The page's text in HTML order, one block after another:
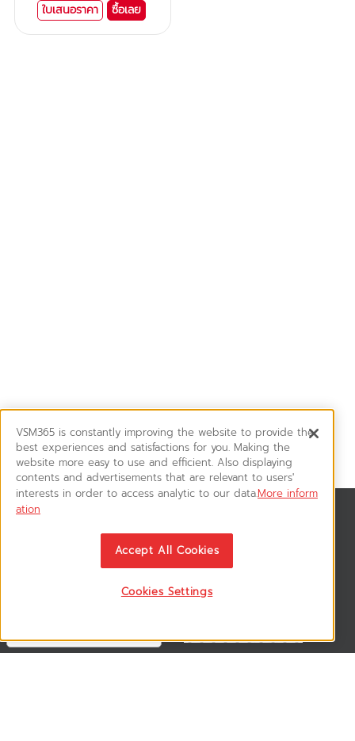
ใบเสนอราคา ซื้อเลย
สมัครรับข่าวสาร
ติดตามอัพเดทข่าวสาร, โปรโมชั่น, สินค้าราคาพิเศษ ได้ก่อนใคร
VSM365 is constantly improving the website to provide the
best experiences and satisfactions for you. Making the
website more easy to use and efficient. Also displaying
contents and advertisements that are relevant to users'
interests in order to access analytic to our data.More inform
ation
Accept All Cookies
Cookies Settings